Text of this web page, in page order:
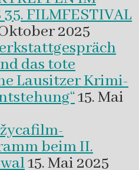
FILMFESTIVAL
2025
das tote
Lausitzer Krimi-
15. Mai
beim II.
15. Mai 2025